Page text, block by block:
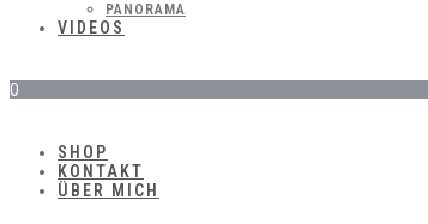
PANORAMA
VIDEOS
0
SHOP
KONTAKT
ÜBER MICH